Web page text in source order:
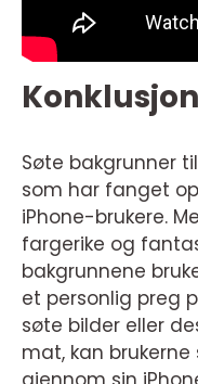
Søte bakgrunner
som har fanget
iPhone-brukere.
fargerike og
bakgrunnene
et personlig preg
søte bilder eller
mat, kan